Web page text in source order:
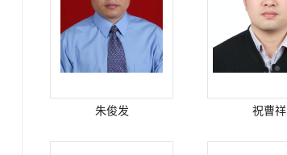
朱俊发 祝曹祥